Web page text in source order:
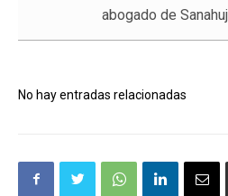
abogado de
No hay entradas relacionadas